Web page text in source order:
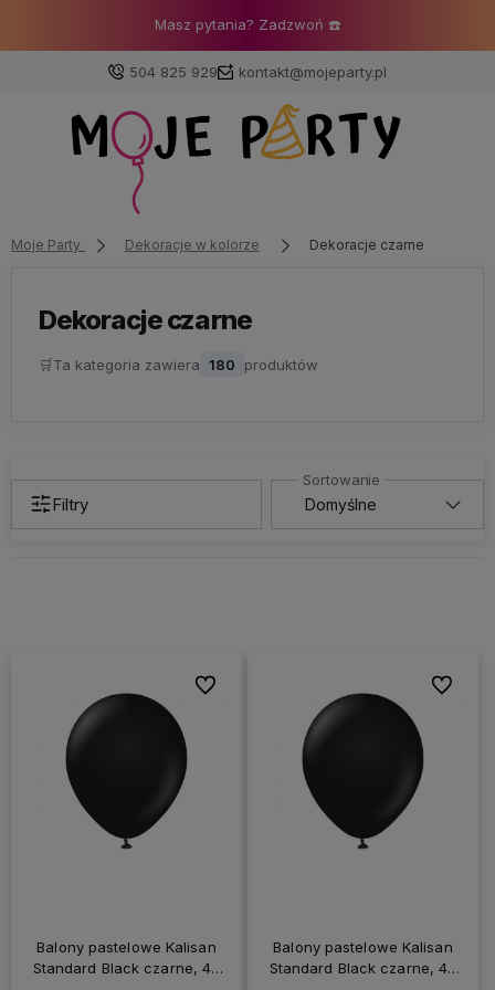
Masz pytania? Zadzwoń ☎️
504 825 929 kontakt@mojeparty.pl
Załóż konto
Wybierz coś dla siebie z naszej aktualnej oferty lub
Moje Party Dekoracje w kolorze Dekoracje czarne
Dekoracje czarne
🛒Ta kategoria zawiera 180 produktów
Filtry
Balony pastelowe Kalisan
Standard Black czarne, 45
Do ulubionych
Balony pastelowe Kalisan
Standard Black czarne, 45
Do